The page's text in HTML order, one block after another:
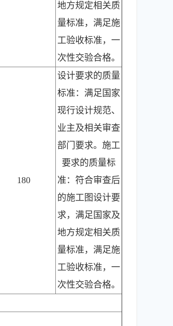
地方规定相关质
量标准，满足施
工验收标准，一
次性交验合格。
180
设计要求的质量
标准：满足国家
现行设计规范、
业主及相关审查
部门要求。施工
要求的质量标
准：符合审查后
的施工图设计要
求，满足国家及
地方规定相关质
量标准，满足施
工验收标准，一
次性交验合格。